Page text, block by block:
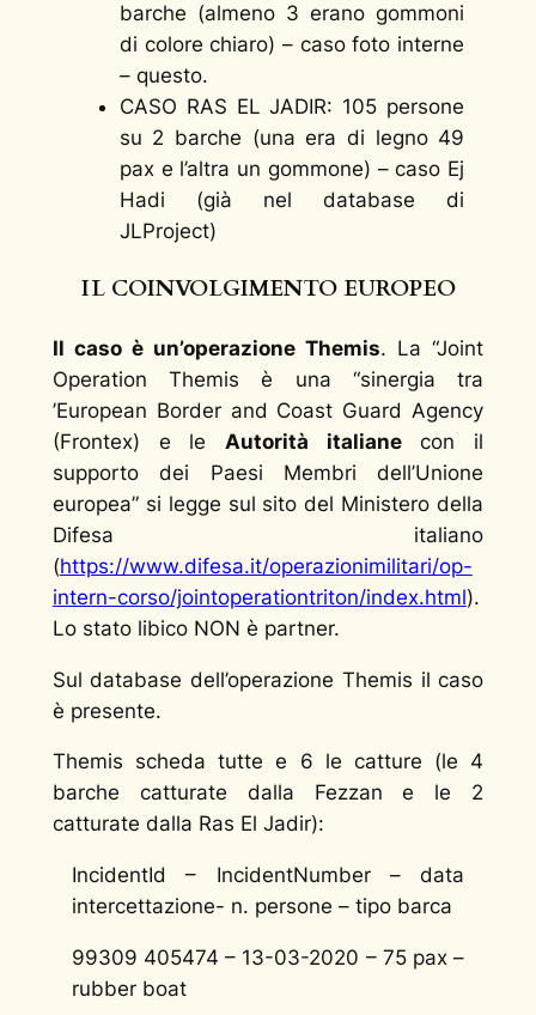
barche (almeno 3 erano gommoni
di colore chiaro) – caso foto interne
– questo.
CASO RAS EL JADIR: 105 persone
su 2 barche (una era di legno 49
pax e l’altra un gommone) – caso Ej
Hadi (già nel database di
JLProject)
IL COINVOLGIMENTO EUROPEO
Il caso è un’operazione Themis. La“Joint
Operation Themis è una “sinergia tra
’European Border and Coast Guard Agency
(Frontex) e le Autorità italianecon il
supporto dei Paesi Membri dell’Unione
europea” si legge sul sito del Ministero della
Difesa italiano
(https://www.difesa.it/operazionimilitari/op-
intern-corso/jointoperationtriton/index.html).
Lo stato libico NON è partner.
Sul database dell’operazione Themis il caso
è presente.
Themis scheda tutte e 6 le catture (le 4
barche catturate dalla Fezzan e le 2
catturate dalla Ras El Jadir):
IncidentId – IncidentNumber – data
intercettazione- n. persone – tipo barca
99309 405474 – 13-03-2020 – 75 pax –
rubber boat